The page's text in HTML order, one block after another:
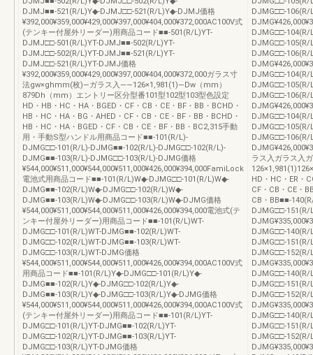
DJMJ■■-521(R/L)Y◆-DJMJ□□-521(R/L)Y◆-DJMJ価格
¥392,000¥359,000¥429,000¥397,000¥404,000¥372,000AC100V式
(テンキー付屋外リーダー)用商品コード■■-501(R/L)YT-
DJMJ□□-501(R/L)YT-DJMJ■■-502(R/L)YT-
DJMJ□□-502(R/L)YT-DJMJ■■-521(R/L)YT-
DJMJ□□-521(R/L)YT-DJMJ価格
¥392,000¥359,000¥429,000¥397,000¥404,000¥372,000ガラス寸
法gw×ghmm(枚)―ガラス入――126×1,981(1)―Dw（mm）
879Dh（mm）エントリー区分型番101型102型103型色設定
HD・HB・HC・HA・BGED・CF・CB・CE・BF・BB・BCHD・
HB・HC・HA・BG・AHED・CF・CB・CE・BF・BB・BCHD・
HB・HC・HA・BGED・CF・CB・CE・BF・BB・BC2,315手動
用・手動S型ハンドル用商品コード■■-101(R/L)-
DJMG□□-101(R/L)-DJMG■■-102(R/L)-DJMG□□-102(R/L)-
DJMG■■-103(R/L)-DJMG□□-103(R/L)-DJMG価格
¥544,000¥511,000¥544,000¥511,000¥426,000¥394,000FamiLock
電池式用商品コード■■-101(R/L)W◆-DJMG□□-101(R/L)W◆-
DJMG■■-102(R/L)W◆-DJMG□□-102(R/L)W◆-
DJMG■■-103(R/L)W◆-DJMG□□-103(R/L)W◆-DJMG価格
¥544,000¥511,000¥544,000¥511,000¥426,000¥394,000電池式(テ
ンキー付屋外リーダー)用商品コード■■-101(R/L)WT-
DJMG□□-101(R/L)WT-DJMG■■-102(R/L)WT-
DJMG□□-102(R/L)WT-DJMG■■-103(R/L)WT-
DJMG□□-103(R/L)WT-DJMG価格
¥544,000¥511,000¥544,000¥511,000¥426,000¥394,000AC100V式
用商品コード■■-101(R/L)Y◆-DJMG□□-101(R/L)Y◆-
DJMG■■-102(R/L)Y◆-DJMG□□-102(R/L)Y◆-
DJMG■■-103(R/L)Y◆-DJMG□□-103(R/L)Y◆-DJMG価格
¥544,000¥511,000¥544,000¥511,000¥426,000¥394,000AC100V式
(テンキー付屋外リーダー)用商品コード■■-101(R/L)YT-
DJMG□□-101(R/L)YT-DJMG■■-102(R/L)YT-
DJMG□□-102(R/L)YT-DJMG■■-103(R/L)YT-
DJMG□□-103(R/L)YT-DJMG価格
DJMG□□-106(R/
DJMG□□-104(R/
DJMG□□-105(R/
DJMG□□-106(R/
DJMG□□-
DJMG□□-
DJMG□□-106(R/
DJMG□□-104(R/
DJMG□□-105(R/
DJMG□□-106(R/
ラス入ガラス入
HD・HC・ER・
CF・CB・CE・
CB・BB■■-
DJMG□□-151(R/
DJMG□□-
DJMG□□-
DJMG□□-152(R/
DJMG□□-140(R/
DJMG□□-151(R/
DJMG□□-152(R/
DJMG□□-
DJMG□□-
DJMG□□-152(R/